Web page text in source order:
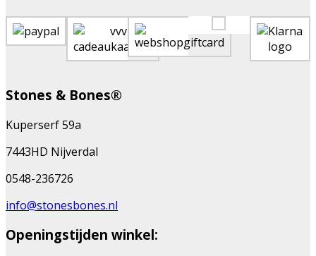
Stones & Bones®
Kuperserf 59a
7443HD Nijverdal
0548-236726
info@stonesbones.nl
Openingstijden winkel: